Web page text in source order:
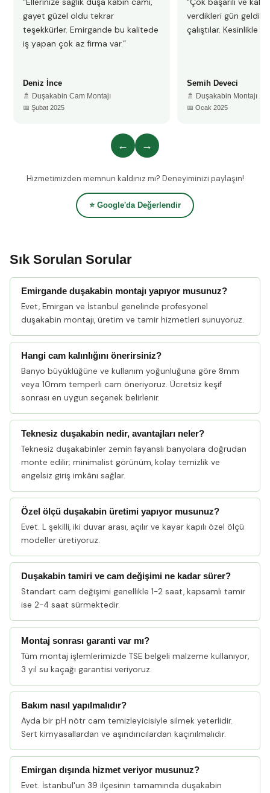
gayet güzel oldu tekrar
teşekkürler. Emirgande bu kalitede
iş yapan çok az firma var.”
Deniz İnce
🚿 Duşakabin Cam Montajı
📅 Şubat 2025
verdikleri gün
çalıştılar. Kesinlikle
Semih Deveci
🚿 Duşakabin Montajı
📅 Ocak 2025
← →
Hizmetimizden memnun kaldınız mı? Deneyiminizi paylaşın!
⭐ Google'da Değerlendir
Sık Sorulan Sorular
Emirgande duşakabin montajı yapıyor musunuz?
Evet, Emirgan ve İstanbul genelinde profesyonel
duşakabin montajı, üretim ve tamir hizmetleri sunuyoruz.
Hangi cam kalınlığını önerirsiniz?
Banyo büyüklüğüne ve kullanım yoğunluğuna göre 8mm
veya 10mm temperli cam öneriyoruz. Ücretsiz keşif
sonrası en uygun seçenek belirlenir.
Teknesiz duşakabin nedir, avantajları neler?
Teknesiz duşakabinler zemin fayanslı banyolara doğrudan
monte edilir; minimalist görünüm, kolay temizlik ve
engelsiz giriş imkânı sağlar.
Özel ölçü duşakabin üretimi yapıyor musunuz?
Evet. L şekilli, iki duvar arası, açılır ve kayar kapılı özel ölçü
modeller üretiyoruz.
Duşakabin tamiri ve cam değişimi ne kadar sürer?
Standart cam değişimi genellikle 1-2 saat, kapsamlı tamir
ise 2-4 saat sürmektedir.
Montaj sonrası garanti var mı?
Tüm montaj işlemlerimizde TSE belgeli malzeme kullanıyor,
3 yıl su kaçağı garantisi veriyoruz.
Bakım nasıl yapılmalıdır?
Ayda bir pH nötr cam temizleyicisiyle silmek yeterlidir.
Sert kimyasallardan ve aşındırıcılardan kaçınılmalıdır.
Emirgan dışında hizmet veriyor musunuz?
Evet. İstanbul'un 39 ilçesinin tamamında duşakabin